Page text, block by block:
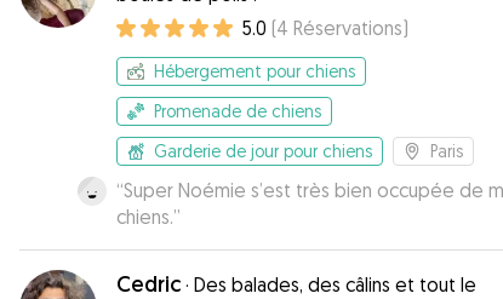
5.0 (4 Réservations)
Hébergement pour chiens
Promenade de chiens
Garderie de jour pour chiens
Paris
“Super Noémie s’est très bien occupée de
chiens.”
Cedric · Des balades, des câlins et tout le